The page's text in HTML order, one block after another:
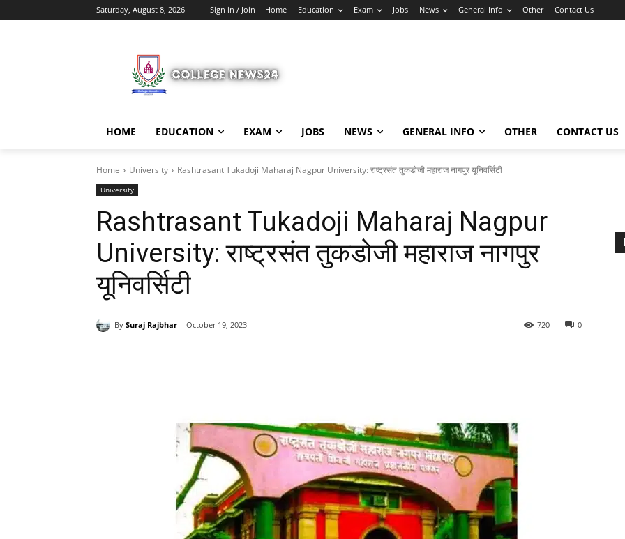
Saturday, August 8, 2026 Sign in / Join Home Education Exam Jobs News General Info Other Contact Us
HOME EDUCATION EXAM JOBS NEWS GENERAL INFO OTHER CONTACT US
Home University Rashtrasant Tukadoji Maharaj Nagpur University: राष्ट्रसंत तुकडोजी महाराज नागपुर यूनिवर्सिटी
University
Rashtrasant Tukadoji Maharaj Nagpur
University: राष्ट्रसंत तुकडोजी महाराज नागपुर
यूनिवर्सिटी
By Suraj Rajbhar October 19, 2023 0
720